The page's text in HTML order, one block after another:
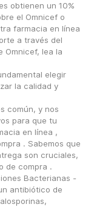
obtienen un 10%
el Omnicef o
farmacia en línea
a través del
Omnicef, lea la
elegir
la calidad y
común, y nos
para que tu
en línea ,
. Sabemos que
son cruciales,
de compra .
Bacterianas -
antibiótico de